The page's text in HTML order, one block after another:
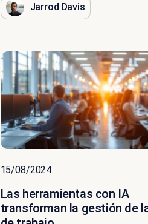
Jarrod Davis
15/08/2024
Las herramientas con IA
transforman la gestión de